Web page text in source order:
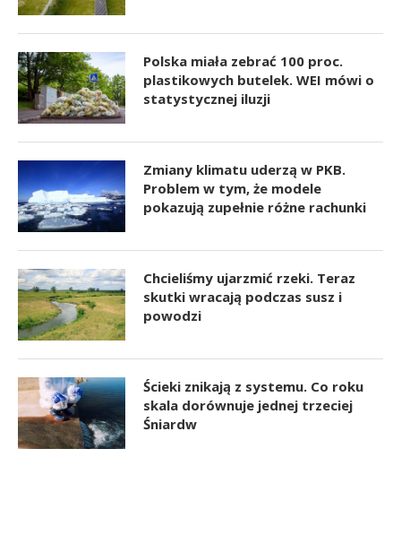
Polska miała zebrać 100 proc.
plastikowych butelek. WEI mówi o
statystycznej iluzji
Zmiany klimatu uderzą w PKB.
Problem w tym, że modele
pokazują zupełnie różne rachunki
Chcieliśmy ujarzmić rzeki. Teraz
skutki wracają podczas susz i
powodzi
Ścieki znikają z systemu. Co roku
skala dorównuje jednej trzeciej
Śniardw